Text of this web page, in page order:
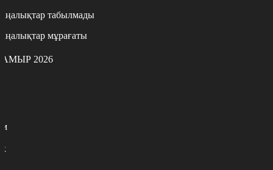
табылмады
мұрағаты
2026